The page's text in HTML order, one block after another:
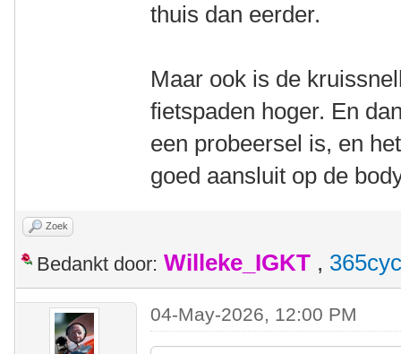
thuis dan eerder.
Maar ook is de
fietspaden hoger. En
een probeersel is, en
goed aansluit op de
Zoek
Bedankt door: Willeke_IGKT ,
04-May-2026, 12:00 PM